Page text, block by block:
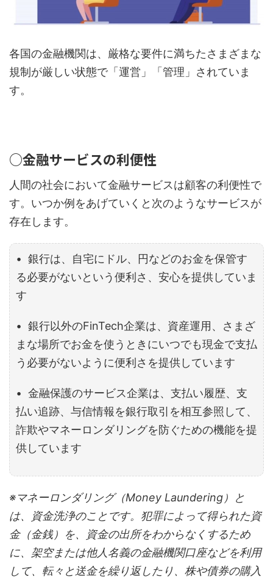
各国の金融機関は、厳格な要件に満ちたさまざまな
規制が厳しい状態で「運営」「管理」されていま
す。
○金融サービスの利便性
人間の社会において金融サービスは顧客の利便性で
す。いつか例をあげていくと次のようなサービスが
存在します。
• 銀行は、自宅にドル、円などのお金を保管す
る必要がないという便利さ、安心を提供していま
す
• 銀行以外のFinTech企業は、資産運用、さまざ
まな場所でお金を使うときにいつでも現金で支払
う必要がないように便利さを提供しています
• 金融保護のサービス企業は、支払い履歴、支
払い追跡、与信情報を銀行取引を相互参照して、
詐欺やマネーロンダリングを防ぐための機能を提
供しています
※マネーロンダリング（Money Laundering）と
は、資金洗浄のことです。犯罪によって得られた資
金（金銭）を、資金の出所をわからなくするため
に、架空または他人名義の金融機関口座などを利用
して、転々と送金を繰り返したり、株や債券の購入